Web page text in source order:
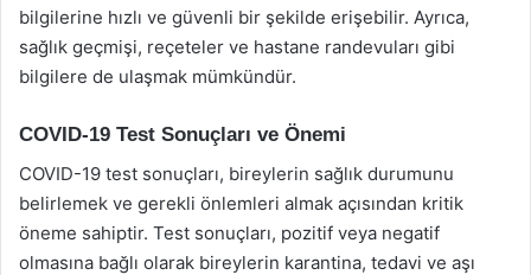
bilgilerine hızlı ve güvenli bir şekilde erişebilir. Ayrıca,
sağlık geçmişi, reçeteler ve hastane randevuları gibi
bilgilere de ulaşmak mümkündür.
COVID-19 Test Sonuçları ve Önemi
COVID-19 test sonuçları, bireylerin sağlık durumunu
belirlemek ve gerekli önlemleri almak açısından kritik
öneme sahiptir. Test sonuçları, pozitif veya negatif
olmasına bağlı olarak bireylerin karantina, tedavi ve aşı